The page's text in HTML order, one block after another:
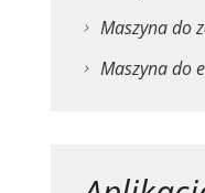
Maszyna do
Maszyna do